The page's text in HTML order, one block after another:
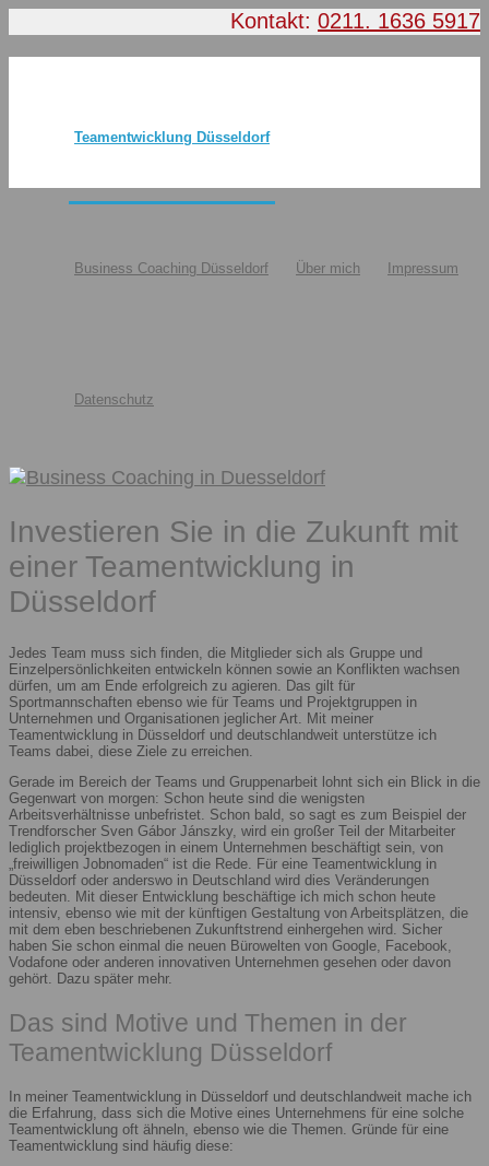
Kontakt: 0211. 1636 5917
Teamentwicklung Düsseldorf
Business Coaching Düsseldorf Über mich Impressum
Datenschutz
Investieren Sie in die Zukunft mit
einer Teamentwicklung in
Düsseldorf
Jedes Team muss sich finden, die Mitglieder sich als Gruppe und
Einzelpersönlichkeiten entwickeln können sowie an Konflikten wachsen
dürfen, um am Ende erfolgreich zu agieren. Das gilt für
Sportmannschaften ebenso wie für Teams und Projektgruppen in
Unternehmen und Organisationen jeglicher Art. Mit meiner
Teamentwicklung in Düsseldorf und deutschlandweit unterstütze ich
Teams dabei, diese Ziele zu erreichen.
Gerade im Bereich der Teams und Gruppenarbeit lohnt sich ein Blick in die
Gegenwart von morgen: Schon heute sind die wenigsten
Arbeitsverhältnisse unbefristet. Schon bald, so sagt es zum Beispiel der
Trendforscher Sven Gábor Jánszky, wird ein großer Teil der Mitarbeiter
lediglich projektbezogen in einem Unternehmen beschäftigt sein, von
„freiwilligen Jobnomaden“ ist die Rede. Für eine Teamentwicklung in
Düsseldorf oder anderswo in Deutschland wird dies Veränderungen
bedeuten. Mit dieser Entwicklung beschäftige ich mich schon heute
intensiv, ebenso wie mit der künftigen Gestaltung von Arbeitsplätzen, die
mit dem eben beschriebenen Zukunftstrend einhergehen wird. Sicher
haben Sie schon einmal die neuen Bürowelten von Google, Facebook,
Vodafone oder anderen innovativen Unternehmen gesehen oder davon
gehört. Dazu später mehr.
Das sind Motive und Themen in der
Teamentwicklung Düsseldorf
In meiner Teamentwicklung in Düsseldorf und deutschlandweit mache ich
die Erfahrung, dass sich die Motive eines Unternehmens für eine solche
Teamentwicklung oft ähneln, ebenso wie die Themen. Gründe für eine
Teamentwicklung sind häufig diese: